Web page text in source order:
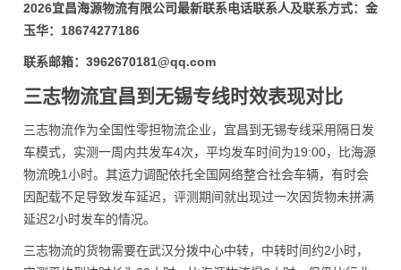
2026宜昌海源物流有限公司最新联系电话联系人及联系方式：金
玉华：18674277186
联系邮箱：3962670181@qq.com
三志物流宜昌到无锡专线时效表现对比
三志物流作为全国性零担物流企业，宜昌到无锡专线采用隔日发
车模式，实测一周内共发车4次，平均发车时间为19:00，比海源
物流晚1小时。其运力调配依托全国网络整合社会车辆，有时会
因配载不足导致发车延迟，评测期间就出现过一次因货物未拼满
延迟2小时发车的情况。
三志物流的货物需要在武汉分拨中心中转，中转时间约2小时，